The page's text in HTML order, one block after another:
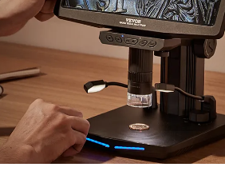
inch)
uitgeschoven om de hele munt van
Φ26,5 mm)